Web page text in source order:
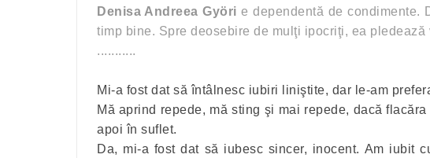
Denisa Andreea Györi e dependentă de condimente.
timp bine. Spre deosebire de mulţi ipocriţi, ea pledează
...........
Mi-a fost dat să întâlnesc iubiri liniştite, dar le-am
Mă aprind repede, mă sting şi mai repede, dacă
apoi în suflet.
Da, mi-a fost dat să iubesc sincer, inocent. Am iubit